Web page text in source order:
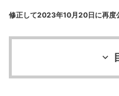
修正して2023年10月20日に再度